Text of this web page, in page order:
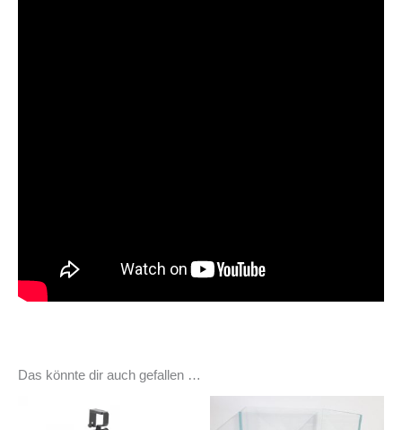
Das könnte dir auch gefallen …